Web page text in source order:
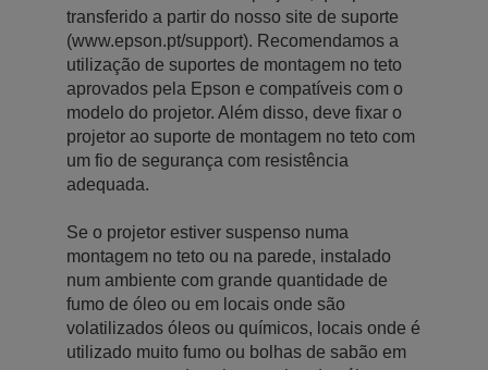
transferido a partir do nosso site de suporte
(www.epson.pt/support). Recomendamos a
utilização de suportes de montagem no teto
aprovados pela Epson e compatíveis com o
modelo do projetor. Além disso, deve fixar o
projetor ao suporte de montagem no teto com
um fio de segurança com resistência
adequada.
Se o projetor estiver suspenso numa
montagem no teto ou na parede, instalado
num ambiente com grande quantidade de
fumo de óleo ou em locais onde são
volatilizados óleos ou químicos, locais onde é
utilizado muito fumo ou bolhas de sabão em